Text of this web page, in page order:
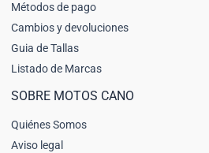
Métodos de pago
Cambios y devoluciones
Guia de Tallas
Listado de Marcas
SOBRE MOTOS CANO
Quiénes Somos
Aviso legal